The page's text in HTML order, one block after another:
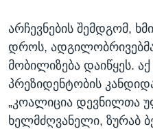
არჩევნების შემდგომ,
დროს,
მობილიზება დაიწყეს.
პრეზიდენტობის
„კოალიცია დევნილთა
ხელმძღვანელი, ზურაბ